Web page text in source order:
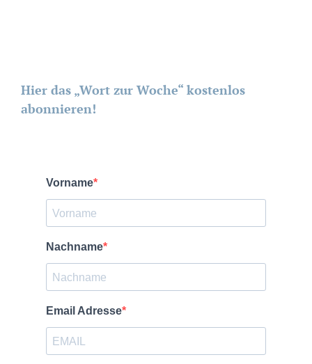
Hier das „Wort zur Woche“ kostenlos
abonnieren!